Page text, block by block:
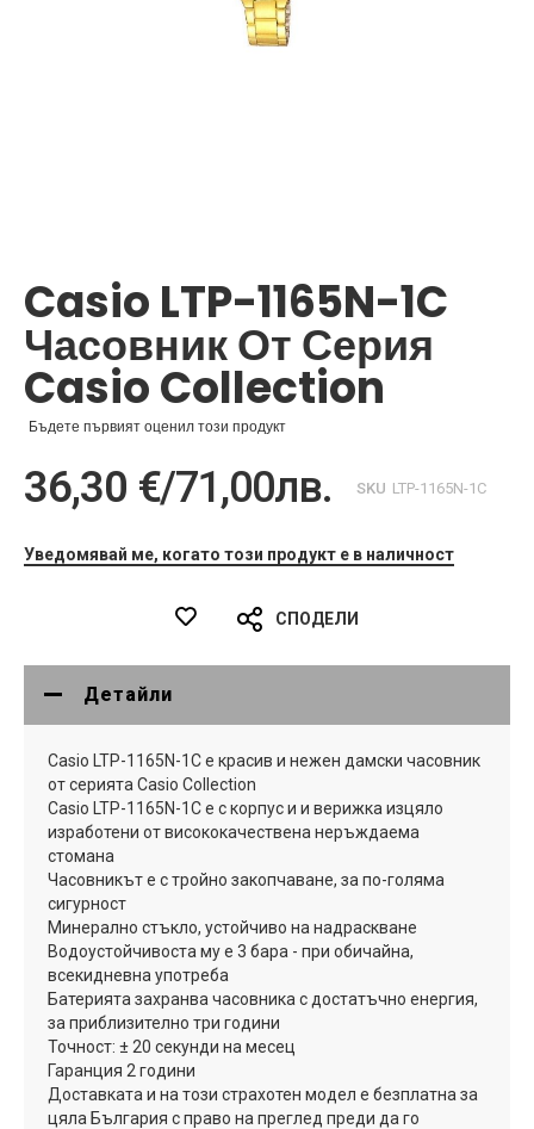
на
галерия
със
снимки
Casio LTP-1165N-1C
Часовник От Серия
Casio Collection
Бъдете първият оценил този продукт
36,30 €/71,00лв. SKU LTP-1165N-1C
Уведомявай ме, когато този продукт е в наличност
СПОДЕЛИ
Детайли
Casio LTP-1165N-1C е красив и нежен дамски часовник
от серията Casio Collection
Casio LTP-1165N-1C е с корпус и и верижка изцяло
изработени от висококачествена неръждаема
стомана
Часовникът е с тройно закопчаване, за по-голяма
сигурност
Минерално стъкло, устойчиво на надраскване
Водоустойчивоста му е 3 бара - при обичайна,
всекидневна употреба
Батерията захранва часовника с достатъчно енергия,
за приблизително три години
Точност: ± 20 секунди на месец
Гаранция 2 години
Доставката и на този страхотен модел е безплатна за
цяла България с право на преглед преди да го